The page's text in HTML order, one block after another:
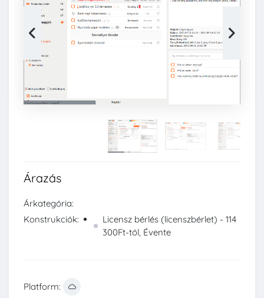
Árazás
Árkategória:
Konstrukciók:
Licensz bérlés (licenszbérlet) - 114
300Ft-tól, Évente
Platform: